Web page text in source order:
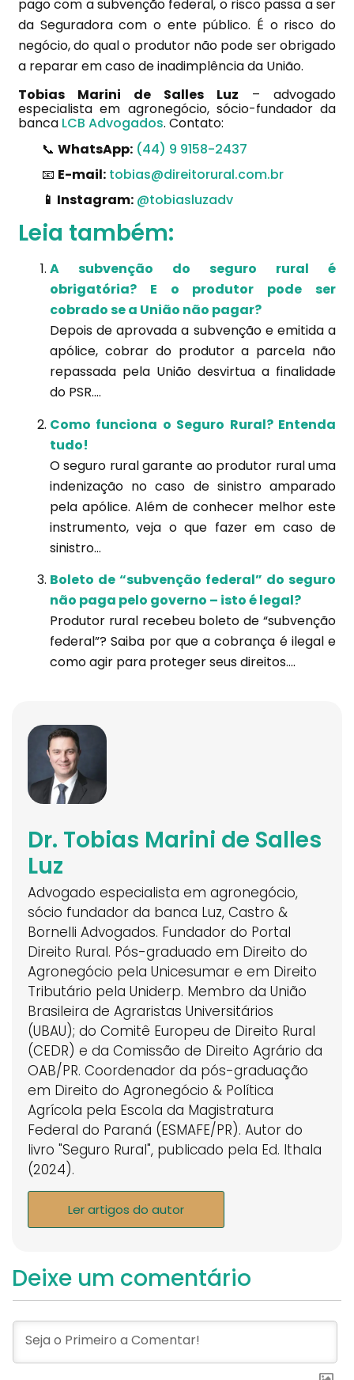
pago com a subvenção federal, o risco passa a ser
da Seguradora com o ente público. É o risco do
negócio, do qual o produtor não pode ser obrigado
a reparar em caso de inadimplência da União.
Tobias Marini de Salles Luz – advogado
especialista em agronegócio, sócio-fundador da
banca LCB Advogados. Contato:
📞 WhatsApp: (44) 9 9158-2437
📧 E-mail: tobias@direitorural.com.br
📱 Instagram: @tobiasluzadv
Leia também:
A subvenção do seguro rural é
obrigatória? E o produtor pode ser
cobrado se a União não pagar?
Depois de aprovada a subvenção e emitida a
apólice, cobrar do produtor a parcela não
repassada pela União desvirtua a finalidade
do PSR....
Como funciona o Seguro Rural? Entenda
tudo!
O seguro rural garante ao produtor rural uma
indenização no caso de sinistro amparado
pela apólice. Além de conhecer melhor este
instrumento, veja o que fazer em caso de
sinistro...
Boleto de “subvenção federal” do seguro
não paga pelo governo – isto é legal?
Produtor rural recebeu boleto de “subvenção
federal”? Saiba por que a cobrança é ilegal e
como agir para proteger seus direitos....
Dr. Tobias Marini de Salles
Luz
Advogado especialista em agronegócio,
sócio fundador da banca Luz, Castro &
Bornelli Advogados. Fundador do Portal
Direito Rural. Pós-graduado em Direito do
Agronegócio pela Unicesumar e em Direito
Tributário pela Uniderp. Membro da União
Brasileira de Agraristas Universitários
(UBAU); do Comitê Europeu de Direito Rural
(CEDR) e da Comissão de Direito Agrário da
OAB/PR. Coordenador da pós-graduação
em Direito do Agronegócio & Política
Agrícola pela Escola da Magistratura
Federal do Paraná (ESMAFE/PR). Autor do
livro "Seguro Rural", publicado pela Ed. Ithala
(2024).
Ler artigos do autor
Deixe um comentário